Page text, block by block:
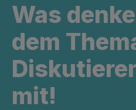
Was
dem
mit!